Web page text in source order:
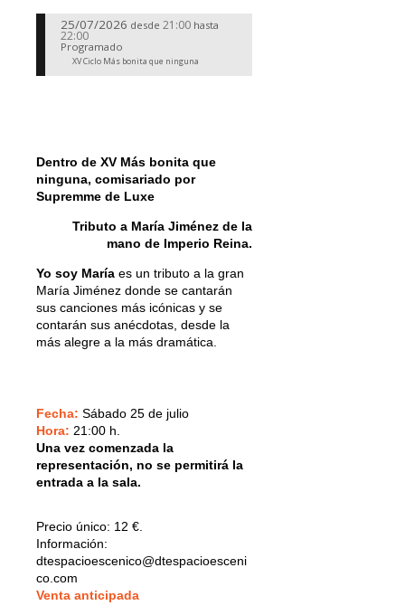
25/07/2026 desde 21:00 hasta
22:00
Programado
XV Ciclo Más bonita que ninguna
Dentro de XV Más bonita que
ninguna, comisariado por
Supremme de Luxe
Tributo a María Jiménez de la
mano de Imperio Reina.
Yo soy María es un tributo a la gran
María Jiménez donde se cantarán
sus canciones más icónicas y se
contarán sus anécdotas, desde la
más alegre a la más dramática.
Fecha: Sábado 25 de julio
Hora: 21:00 h.
Una vez comenzada la
representación, no se permitirá la
entrada a la sala.
Precio único: 12 €.
Información:
dtespacioescenico@dtespacioesceni
co.com
Venta anticipada